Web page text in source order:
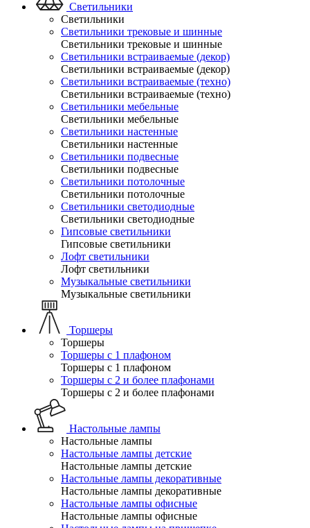
Светильники
Светильники
Светильники трековые и шинные
Светильники трековые и шинные
Светильники встраиваемые (декор)
Светильники встраиваемые (декор)
Светильники встраиваемые (техно)
Светильники встраиваемые (техно)
Светильники мебельные
Светильники мебельные
Светильники настенные
Светильники настенные
Светильники подвесные
Светильники подвесные
Светильники потолочные
Светильники потолочные
Светильники светодиодные
Светильники светодиодные
Гипсовые светильники
Гипсовые светильники
Лофт светильники
Лофт светильники
Музыкальные светильники
Музыкальные светильники
Торшеры
Торшеры
Торшеры с 1 плафоном
Торшеры с 1 плафоном
Торшеры с 2 и более плафонами
Торшеры с 2 и более плафонами
Настольные лампы
Настольные лампы
Настольные лампы детские
Настольные лампы детские
Настольные лампы декоративные
Настольные лампы декоративные
Настольные лампы офисные
Настольные лампы офисные